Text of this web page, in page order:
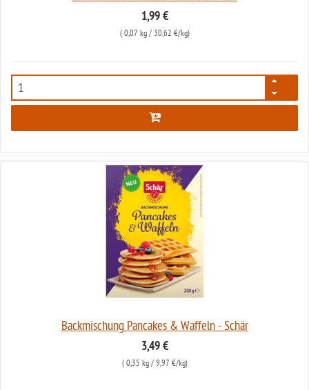
1,99 €
( 0,07 kg/ 30,62 €/kg)
5319
Backmischung Pancakes & Waffeln - Schär
3,49 €
( 0,35 kg/ 9,97 €/kg)